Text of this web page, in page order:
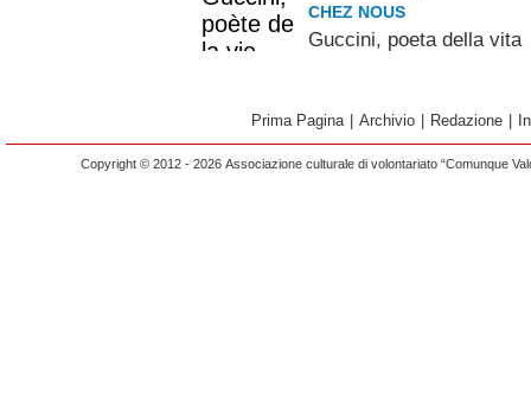
CHEZ NOUS
Guccini, poeta della vita
Prima Pagina Archivio Redazione
Copyright © 2012 - 2026 Associazione culturale di volontariato “Comunque